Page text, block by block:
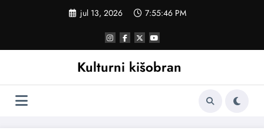
jul 13, 2026 7:55:47 PM
Kulturni kišobran